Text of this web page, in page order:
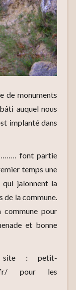
de monuments
auquel nous
implanté dans
font partie
temps une
jalonnent la
de la commune.
pour
et bonne
site : petit-
pour les